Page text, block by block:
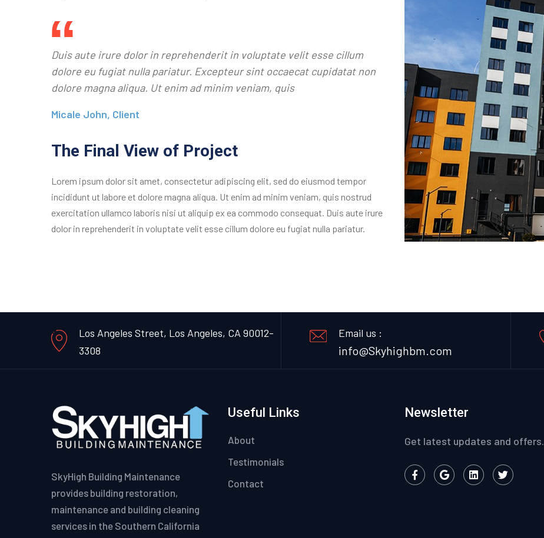
Duis aute irure dolor in reprehenderit in voluptate velit esse cillum
dolore eu fugiat nulla pariatur. Excepteur sint occaecat cupidatat non
dolore magna aliqua. Ut enim ad minim veniam, quis
Micale John, Client
The Final View of Project
Lorem ipsum dolor sit amet, consectetur adipiscing elit, sed do eiusmod tempor
incididunt ut labore et dolore magna aliqua. Ut enim ad minim veniam, quis nostrud
exercitation ullamco laboris nisi ut aliquip ex ea commodo consequat. Duis aute irure
dolor in reprehenderit in voluptate velit esse cillum dolore eu fugiat nulla pariatur.
Los Angeles Street, Los Angeles, CA 90012-
3308
Email us :
info@Skyhighbm.com
SkyHigh Building Maintenance
provides building restoration,
maintenance and building cleaning
services in the Southern California
Useful Links
About
Testimonials
Contact
Newsletter
Get latest updates and offers.